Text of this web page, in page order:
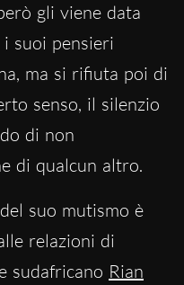
gli viene data
suoi pensieri
ma si rifiuta poi di
senso, il silenzio
di non
di qualcun altro.
suo mutismo è
relazioni di
sudafricano Rian